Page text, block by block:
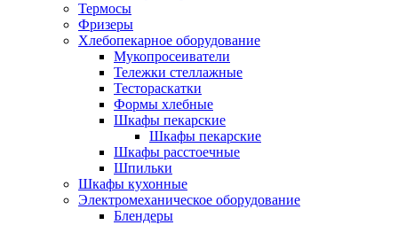
Термосы
Фризеры
Хлебопекарное оборудование
Мукопросеиватели
Тележки стеллажные
Тестораскатки
Формы хлебные
Шкафы пекарские
Шкафы пекарские
Шкафы расстоечные
Шпильки
Шкафы кухонные
Электромеханическое оборудование
Блендеры